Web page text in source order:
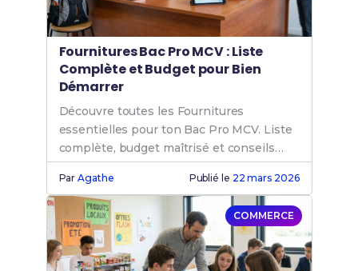
Fournitures Bac Pro MCV : Liste
Complète et Budget pour Bien
Démarrer
Découvre toutes les Fournitures
essentielles pour ton Bac Pro MCV. Liste
complète, budget maîtrisé et conseils
pratiques pour une rentrée réussie !
ParAgathe Publié le 22 mars 2026
COMMERCE